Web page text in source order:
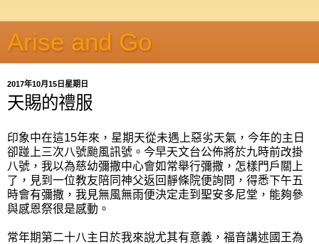
Arise and Go
2017年10月15日星期日
天賜的禮服
印象中在這15年來，星期天從未遇上惡劣天氣，今年的主日
卻踫上三次八號颱風訊號。今早天文台公佈將於九時前改掛
八號，我以為慈幼彌撒中心會如常舉行彌撒，怎樣門戶關上
了，見到一位教友陪同神父返回靜條院便詢問，得悉下午五
時會有彌撒，我見無風無雨便決定走到聖安多尼堂，能夠參
與感恩祭很是感動。
常年期第二十八主日於我來說尤其有意義，福音講述國王為